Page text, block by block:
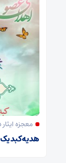
معجزه
هدیه کبد یک